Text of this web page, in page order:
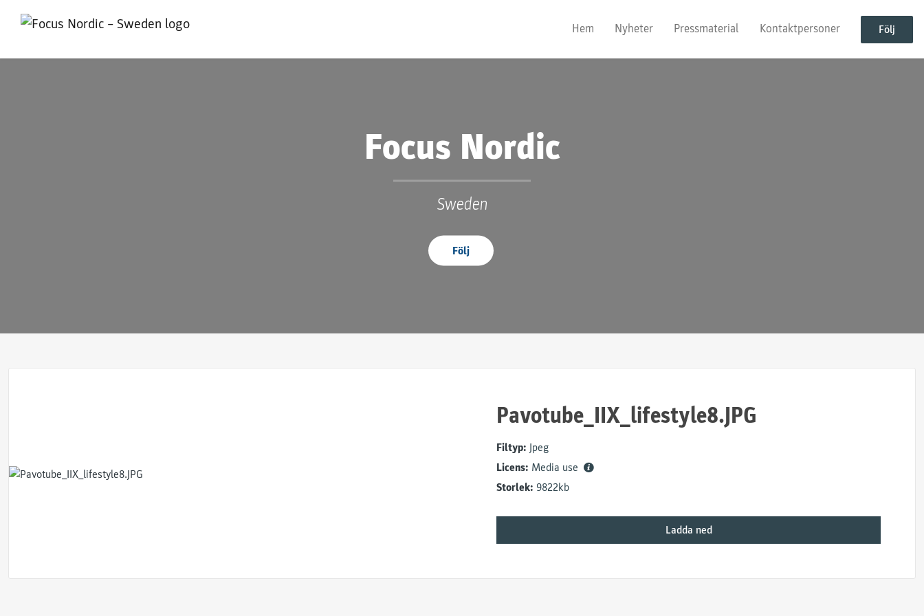
Hem Nyheter Pressmaterial Kontaktpersoner Följ
Focus Nordic
Sweden
Följ
Pavotube_IIX_lifestyle8.JPG
Filtyp: Jpeg
Licens: Media use
Storlek: 9822kb
Ladda ned